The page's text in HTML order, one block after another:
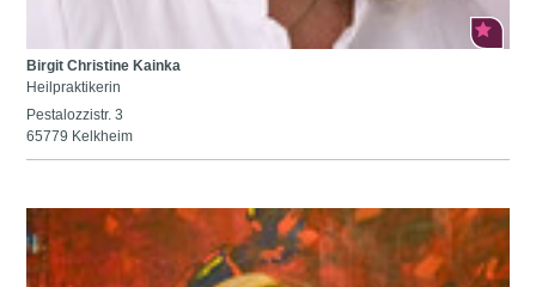
Birgit Christine Kainka
Heilpraktikerin
Pestalozzistr. 3
65779 Kelkheim